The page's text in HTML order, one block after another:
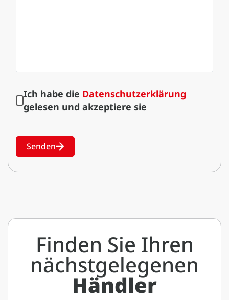
Ich habe die Datenschutzerklärung
gelesen und akzeptiere sie
Senden
Finden Sie Ihren
nächstgelegenen
Händler